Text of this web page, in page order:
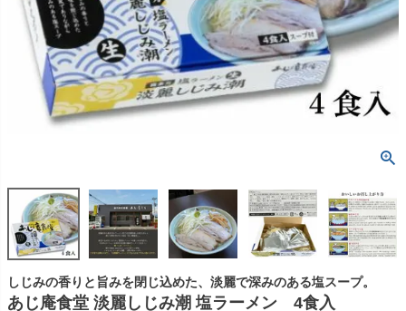
しじみの香りと旨みを閉じ込めた、淡麗で深みのある塩スープ。
あじ庵食堂 淡麗しじみ潮 塩ラーメン 4食入